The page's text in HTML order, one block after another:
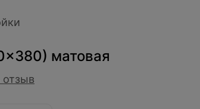
матовая
отзыв